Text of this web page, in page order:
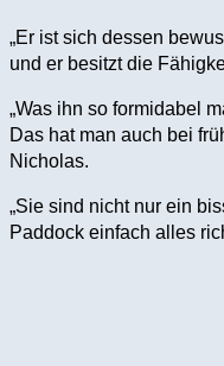
„Er ist sich dessen
und er besitzt die
„Was ihn so formidabel
Das hat man auch bei
Nicholas.
„Sie sind nicht nur ein
Paddock einfach alles